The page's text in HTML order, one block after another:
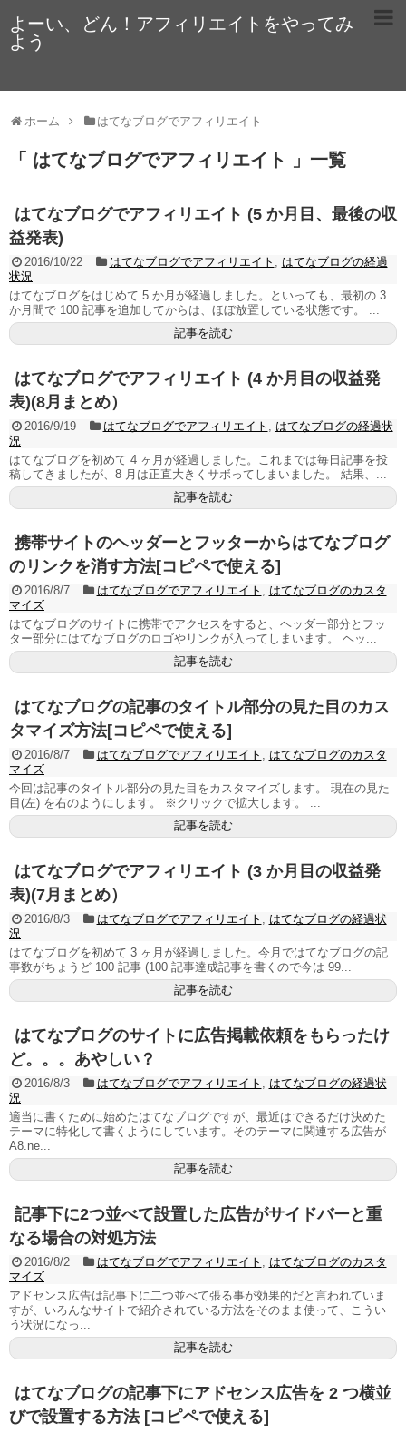
よーい、どん！アフィリエイトをやってみ
よう
ホーム はてなブログでアフィリエイト
「 はてなブログでアフィリエイト 」一覧
はてなブログでアフィリエイト (5 か月目、最後の収
益発表)
2016/10/22 はてなブログでアフィリエイト , はてなブログの経過
状況
はてなブログをはじめて 5 か月が経過しました。といっても、最初の 3
か月間で 100 記事を追加してからは、ほぼ放置している状態です。 ...
記事を読む
はてなブログでアフィリエイト (4 か月目の収益発
表)(8月まとめ）
2016/9/19 はてなブログでアフィリエイト , はてなブログの経過状
況
はてなブログを初めて 4 ヶ月が経過しました。これまでは毎日記事を投
稿してきましたが、8 月は正直大きくサボってしまいました。 結果、...
記事を読む
携帯サイトのヘッダーとフッターからはてなブログ
のリンクを消す方法[コピペで使える]
2016/8/7 はてなブログでアフィリエイト , はてなブログのカスタ
マイズ
はてなブログのサイトに携帯でアクセスをすると、ヘッダー部分とフッ
ター部分にはてなブログのロゴやリンクが入ってしまいます。 ヘッ...
記事を読む
はてなブログの記事のタイトル部分の見た目のカス
タマイズ方法[コピペで使える]
2016/8/7 はてなブログでアフィリエイト , はてなブログのカスタ
マイズ
今回は記事のタイトル部分の見た目をカスタマイズします。 現在の見た
目(左) を右のようにします。 ※クリックで拡大します。 ...
記事を読む
はてなブログでアフィリエイト (3 か月目の収益発
表)(7月まとめ）
2016/8/3 はてなブログでアフィリエイト , はてなブログの経過状
況
はてなブログを初めて 3 ヶ月が経過しました。今月ではてなブログの記
事数がちょうど 100 記事 (100 記事達成記事を書くので今は 99...
記事を読む
はてなブログのサイトに広告掲載依頼をもらったけ
ど。。。あやしい？
2016/8/3 はてなブログでアフィリエイト , はてなブログの経過状
況
適当に書くために始めたはてなブログですが、最近はできるだけ決めた
テーマに特化して書くようにしています。そのテーマに関連する広告が
A8.ne...
記事を読む
記事下に2つ並べて設置した広告がサイドバーと重
なる場合の対処方法
2016/8/2 はてなブログでアフィリエイト , はてなブログのカスタ
マイズ
アドセンス広告は記事下に二つ並べて張る事が効果的だと言われていま
すが、いろんなサイトで紹介されている方法をそのまま使って、こうい
う状況になっ...
記事を読む
はてなブログの記事下にアドセンス広告を 2 つ横並
びで設置する方法 [コピペで使える]